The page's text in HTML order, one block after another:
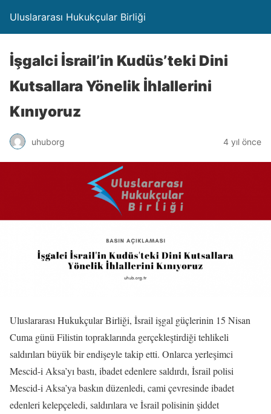
Uluslararası Hukukçular Birliği
İşgalci İsrail’in Kudüs’teki Dini
Kutsallara Yönelik İhlallerini
Kınıyoruz
uhuborg 4 yıl önce
Uluslararası Hukukçular Birliği, İsrail işgal güçlerinin 15 Nisan
Cuma günü Filistin topraklarında gerçekleştirdiği tehlikeli
saldırıları büyük bir endişeyle takip etti. Onlarca yerleşimci
Mescid-i Aksa’yı bastı, ibadet edenlere saldırdı, İsrail polisi
Mescid-i Aksa’ya baskın düzenledi, cami çevresinde ibadet
edenleri kelepçeledi, saldırılara ve İsrail polisinin şiddet